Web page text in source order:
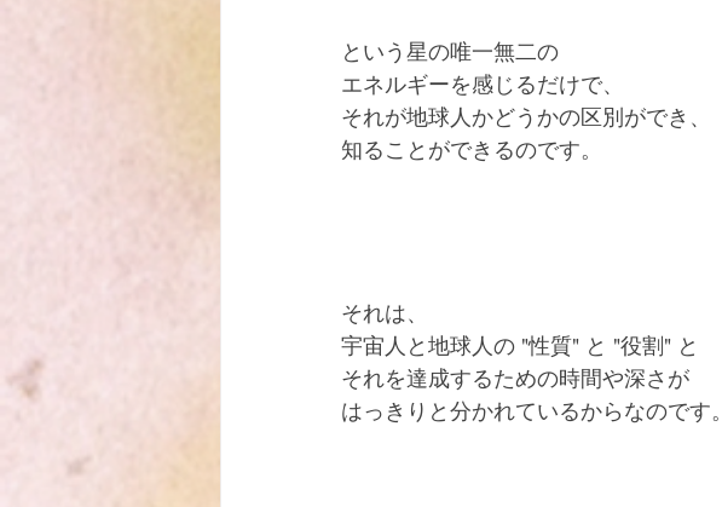
という星の唯一無二の
エネルギーを感じるだけで、
それが地球人かどうかの区別ができ、
知ることができるのです。
それは、
宇宙人と地球人の "性質" と "役割" と
それを達成するための時間や深さが
はっきりと分かれているからなのです。